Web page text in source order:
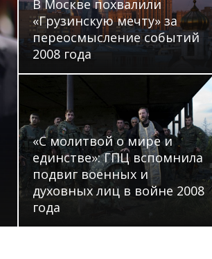
В Москве похвалили
«Грузинскую мечту» за
переосмысление событий
2008 года
«С молитвой о мире и
единстве»: ГПЦ вспомнила
подвиг военных и
духовных лиц в войне 2008
года